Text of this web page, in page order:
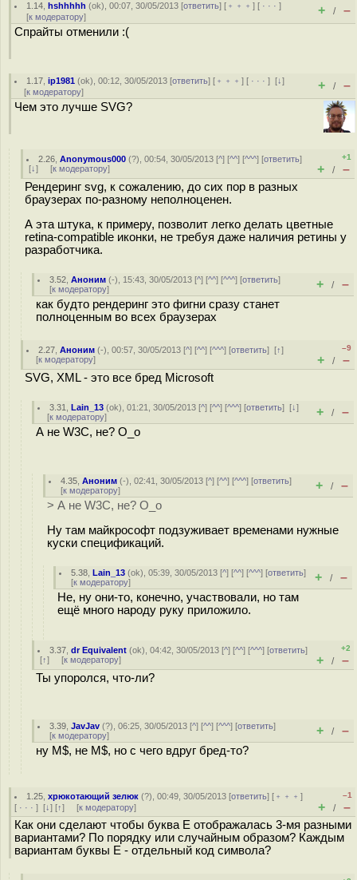
1.14 ,hshhhhh (ok), 00:07, 30/05/2013 [ответить] [ ﹢﹢﹢] [ · · ·]
[к модератору] + / –
Спрайты отменили :(
1.17 ,ip1981 (ok), 00:12, 30/05/2013 [ответить] [ ﹢﹢﹢] [ · · ·][↓]
[к модератору] + / –
Чем это лучше SVG?
2.26 ,Anonymous000 (?), 00:54, 30/05/2013 [^] [^^] [^^^] [ответить]
[↓] [к модератору]
+1
+ / –
Рендеринг svg, к сожалению, до сих пор в разных
браузерах по-разному неполноценен.
А эта штука, к примеру, позволит легко делать цветные
retina-compatible иконки, не требуя даже наличия ретины у
разработчика.
3.52 ,Аноним (-), 15:43, 30/05/2013 [^] [^^] [^^^] [ответить]
[к модератору] + / –
как будто рендеринг это фигни сразу станет
полноценным во всех браузерах
2.27 ,Аноним (-), 00:57, 30/05/2013 [^] [^^] [^^^] [ответить][↑]
[к модератору]
–9
+ / –
SVG, XML - это все бред Microsoft
3.31 ,Lain_13 (ok), 01:21, 30/05/2013 [^] [^^] [^^^] [ответить][↓]
[к модератору] + / –
А не W3C, не? О_о
4.35 ,Аноним (-), 02:41, 30/05/2013 [^] [^^] [^^^] [ответить]
[к модератору] + / –
> А не W3C, не? О_о
Ну там майкрософт подзуживает временами нужные
куски спецификаций.
5.38 ,Lain_13 (ok), 05:39, 30/05/2013 [^] [^^] [^^^] [ответить]
[к модератору] + / –
Не, ну они-то, конечно, участвовали, но там
ещё много народу руку приложило.
3.37 ,dr Equivalent (ok), 04:42, 30/05/2013 [^] [^^] [^^^] [ответить]
[↑] [к модератору]
+2
+ / –
Ты упоролся, что-ли?
3.39 ,JavJav (?), 06:25, 30/05/2013 [^] [^^] [^^^] [ответить]
[к модератору] + / –
ну M$, не M$, но с чего вдруг бред-то?
1.25 ,хрюкотающий зелюк (?), 00:49, 30/05/2013 [ответить] [ ﹢﹢﹢]
[ · · · ] [↓] [↑] [к модератору]
–1
+ / –
Как они сделают чтобы буква Е отображалась 3-мя разными
вариантами? По порядку или случайным образом? Каждым
вариантам буквы Е - отдельный код символа?